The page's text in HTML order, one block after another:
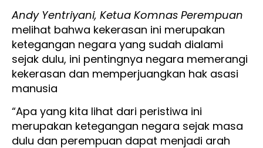
Andy Yentriyani, Ketua Komnas Perempuan
melihat bahwa kekerasan ini merupakan
ketegangan negara yang sudah dialami
sejak dulu, ini pentingnya negara memerangi
kekerasan dan memperjuangkan hak asasi
manusia
“Apa yang kita lihat dari peristiwa ini
merupakan ketegangan negara sejak masa
dulu dan perempuan dapat menjadi arah